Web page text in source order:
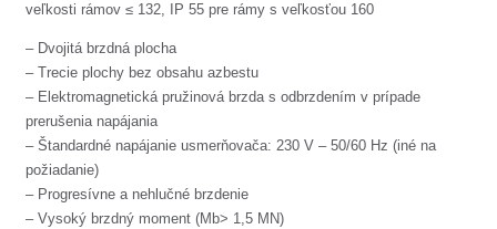
veľkosti rámov ≤ 132, IP 55 pre rámy s veľkosťou 160
– Dvojitá brzdná plocha
– Trecie plochy bez obsahu azbestu
– Elektromagnetická pružinová brzda s odbrzdením v prípade
prerušenia napájania
– Štandardné napájanie usmerňovača: 230 V – 50/60 Hz (iné na
požiadanie)
– Progresívne a nehlučné brzdenie
– Vysoký brzdný moment (Mb> 1,5 MN)